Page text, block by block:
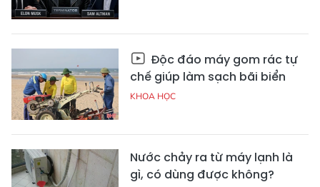
Độc đáo máy gom rác tự
chế giúp làm sạch bãi biển
KHOA HỌC
Nước chảy ra từ máy lạnh là
gì, có dùng được không?